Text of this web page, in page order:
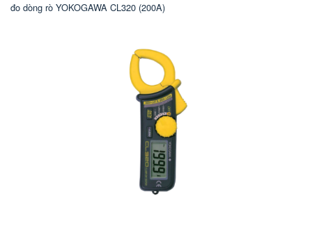
đo dòng rò YOKOGAWA CL320 (200A)